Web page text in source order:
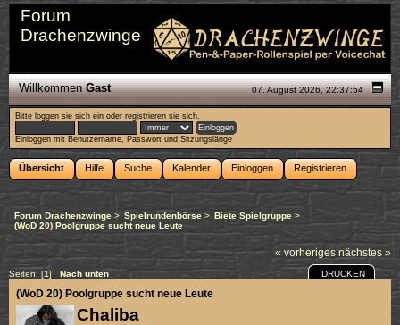
Forum
Drachenzwinge
07. August 2026, 22:37:54
WillkommenGast
Bitte loggen sie sich ein oderregistrieren sie sich.
Einloggen mit Benutzername, Passwort und Sitzungslänge
Übersicht Hilfe Suche Kalender Einloggen Registrieren
Forum Drachenzwinge > Spielrundenbörse> Biete Spielgruppe>
(WoD 20) Poolgruppe sucht neue Leute
« vorheriges nächstes »
Seiten: [1] Nach unten DRUCKEN
Chaliba
(WoD 20) Poolgruppe sucht neue Leute